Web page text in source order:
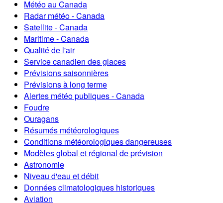
Météo au Canada
Radar météo - Canada
Satellite - Canada
Maritime - Canada
Qualité de l'air
Service canadien des glaces
Prévisions saisonnières
Prévisions à long terme
Alertes météo publiques - Canada
Foudre
Ouragans
Résumés météorologiques
Conditions météorologiques dangereuses
Modèles global et régional de prévision
Astronomie
Niveau d'eau et débit
Données climatologiques historiques
Aviation